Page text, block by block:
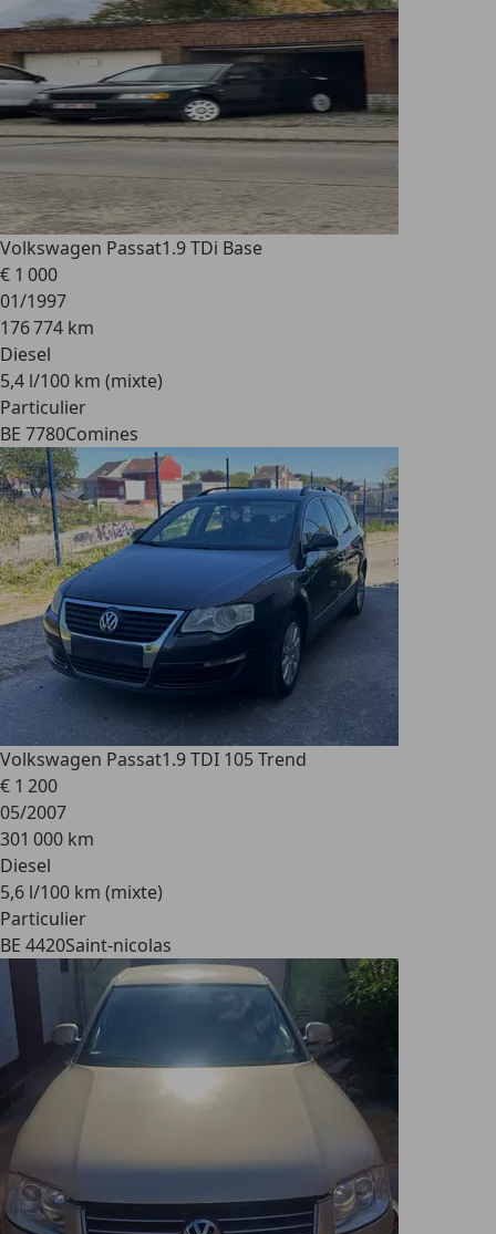
Volkswagen Passat1.9 TDi Base
€ 1 000
01/1997
176 774 km
Diesel
5,4 l/100 km (mixte)
Particulier
BE 7780Comines
Volkswagen Passat1.9 TDI 105 Trend
€ 1 200
05/2007
301 000 km
Diesel
5,6 l/100 km (mixte)
Particulier
BE 4420Saint-nicolas